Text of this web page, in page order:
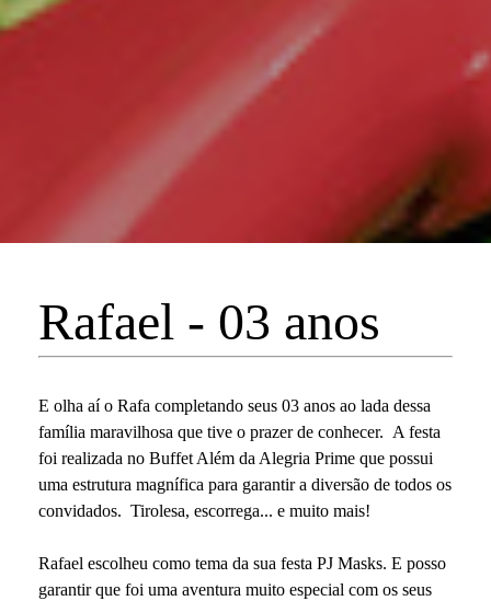
Rafael - 03 anos
E olha aí o Rafa completando seus 03 anos ao lada dessa
família maravilhosa que tive o prazer de conhecer. A festa
foi realizada no Buffet Além da Alegria Prime que possui
uma estrutura magnífica para garantir a diversão de todos os
convidados. Tirolesa, escorrega... e muito mais!
Rafael escolheu como tema da sua festa PJ Masks. E posso
garantir que foi uma aventura muito especial com os seus